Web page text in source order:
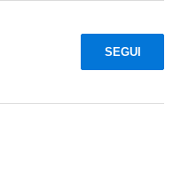
SEGUI